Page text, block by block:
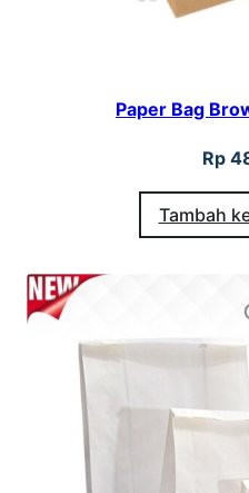
Paper Bag
Rp
Tambah